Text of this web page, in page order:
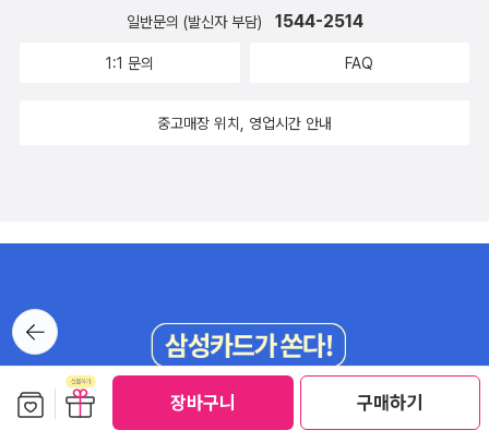
장바구니 구매하기
뒤로가
기
일반문의 (발신자 부담) 1544-2514
1:1 문의 FAQ
중고매장 위치, 영업시간 안내